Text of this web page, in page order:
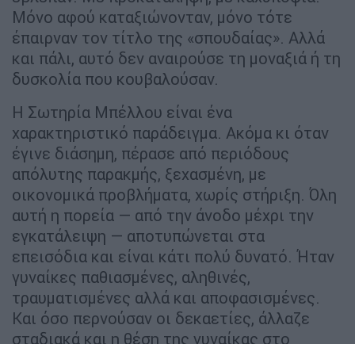
Μόνο αφού καταξιώνονταν, μόνο τότε
έπαιρναν τον τίτλο της «σπουδαίας». Αλλά
και πάλι, αυτό δεν αναιρούσε τη μοναξιά ή τη
δυσκολία που κουβαλούσαν.
Η Σωτηρία Μπέλλου είναι ένα
χαρακτηριστικό παράδειγμα. Ακόμα κι όταν
έγινε διάσημη, πέρασε από περιόδους
απόλυτης παρακμής, ξεχασμένη, με
οικονομικά προβλήματα, χωρίς στήριξη. Όλη
αυτή η πορεία — από την άνοδο μέχρι την
εγκατάλειψη — αποτυπώνεται στα
επεισόδια και είναι κάτι πολύ δυνατό. Ήταν
γυναίκες παθιασμένες, αληθινές,
τραυματισμένες αλλά και αποφασισμένες.
Και όσο περνούσαν οι δεκαετίες, άλλαζε
σταδιακά και η θέση της γυναίκας στο